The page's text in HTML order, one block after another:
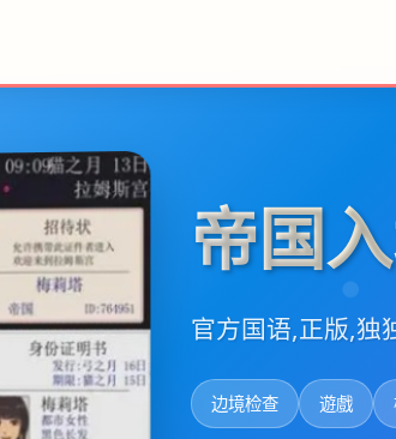
帝国
官方国语,正版,独
边境检查 遊戲